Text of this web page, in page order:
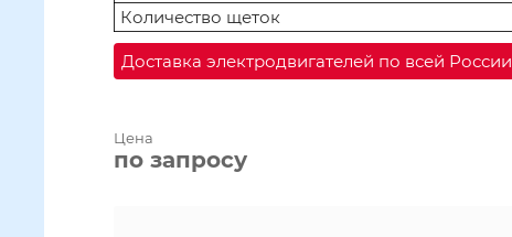
Количество щеток
Доставка электродвигателей по всей России
Цена
по запросу